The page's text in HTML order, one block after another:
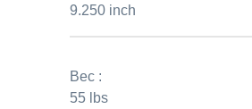
9.250 inch
Вес :
55 lbs